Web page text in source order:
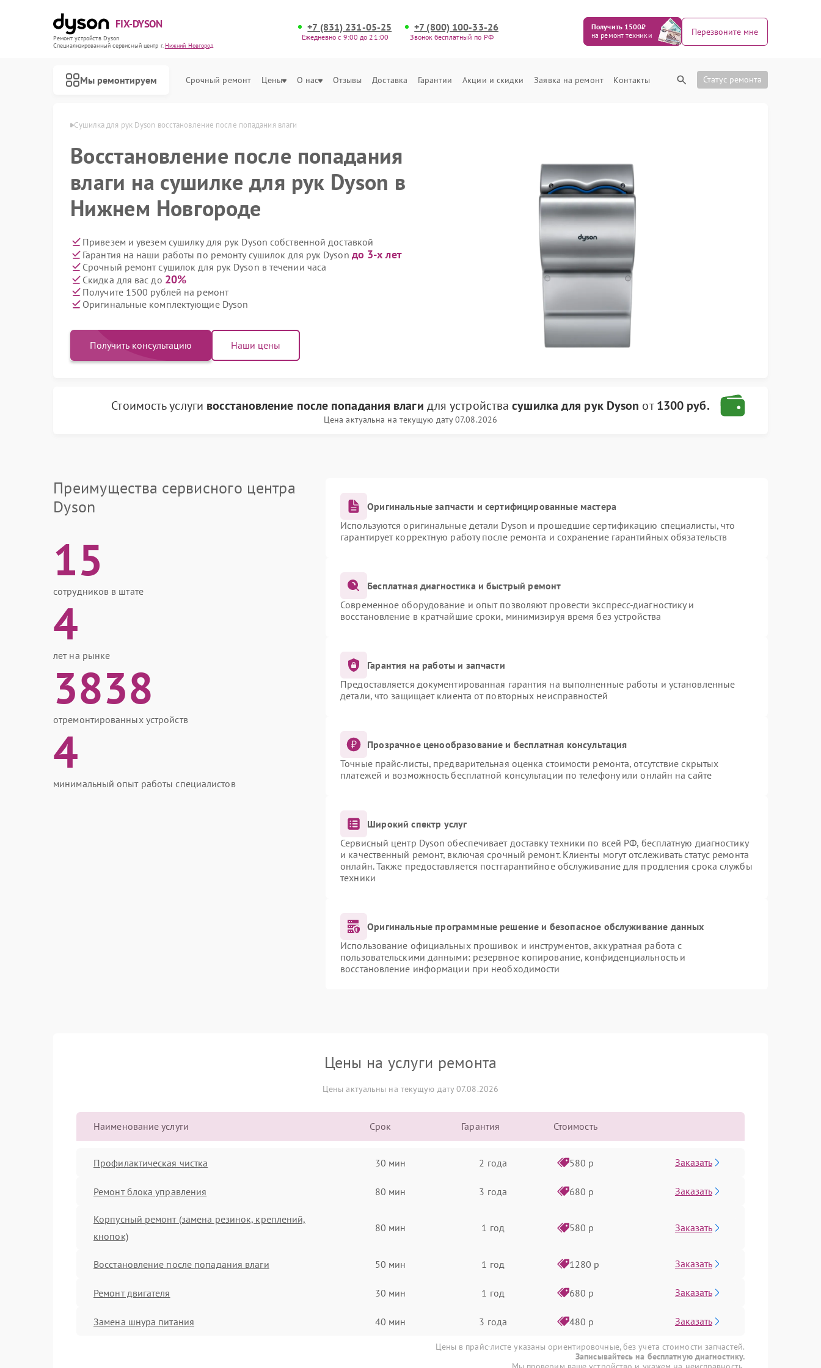
FIX-DYSON
Ремонт устройств Dyson
Специализированный cервисный центр г.Нижний Новгород
+7 (831) 231-05-25
Ежедневно с 9:00 до 21:00
+7 (800) 100-33-26
Звонок бесплатный по РФ
Получить 1500₽
на ремонт техники
Перезвоните мне
Мы ремонтируем Срочный ремонт Цены О нас Отзывы Доставка Гарантии Акции и скидки Заявка на ремонт Контакты Статус ремонта
Нижнем Новгороде Сушилка для рук Dyson восстановление после попадания влаги
Восстановление после попадания
влаги на сушилке для рук Dyson в
Нижнем Новгороде
Привезем и увезем сушилку для рук Dyson собственной доставкой
Гарантия на наши работы по ремонту сушилок для рук Dyson до 3-х лет
Срочный ремонт сушилок для рук Dyson в течении часа
Скидка для вас до 20%
Получите 1500 рублей на ремонт
Оригинальные комплектующие Dyson
Получить консультацию Наши цены
Стоимость услуги восстановление после попадания влаги для устройствасушилка для рук Dyson от1300 руб.
Цена актуальна на текущую дату 07.08.2026
Преимущества сервисного центра
Dyson
15
сотрудников в штате
4
лет на рынке
3838
отремонтированных устройств
4
минимальный опыт работы специалистов
Оригинальные запчасти и сертифицированные мастера
Используются оригинальные детали Dyson и прошедшие сертификацию специалисты, что
гарантирует корректную работу после ремонта и сохранение гарантийных обязательств
Бесплатная диагностика и быстрый ремонт
Современное оборудование и опыт позволяют провести экспресс-диагностику и
восстановление в кратчайшие сроки, минимизируя время без устройства
Гарантия на работы и запчасти
Предоставляется документированная гарантия на выполненные работы и установленные
детали, что защищает клиента от повторных неисправностей
Прозрачное ценообразование и бесплатная консультация
Точные прайс-листы, предварительная оценка стоимости ремонта, отсутствие скрытых
платежей и возможность бесплатной консультации по телефону или онлайн на сайте
Широкий спектр услуг
Сервисный центр Dyson обеспечивает доставку техники по всей РФ, бесплатную диагностику
и качественный ремонт, включая срочный ремонт. Клиенты могут отслеживать статус ремонта
онлайн. Также предоставляется постгарантийное обслуживание для продления срока службы
техники
Оригинальные программные решение и безопасное обслуживание данных
Использование официальных прошивок и инструментов, аккуратная работа с
пользовательскими данными: резервное копирование, конфиденциальность и
восстановление информации при необходимости
Цены на услуги ремонта
Цены актуальны на текущую дату 07.08.2026
Наименование услуги Срок Гарантия Стоимость
Профилактическая чистка 30 мин 2 года 580 р Заказать
Ремонт блока управления 80 мин 3 года 680 р Заказать
Корпусный ремонт (замена резинок, креплений,
кнопок)
80 мин 1 год 580 р Заказать
Восстановление после попадания влаги 50 мин 1 год 1280 р Заказать
Ремонт двигателя 30 мин 1 год 680 р Заказать
Замена шнура питания 40 мин 3 года 480 р Заказать
Цены в прайс-листе указаны ориентировочные, без учета стоимости запчастей.
Записывайтесь на бесплатную диагностику.